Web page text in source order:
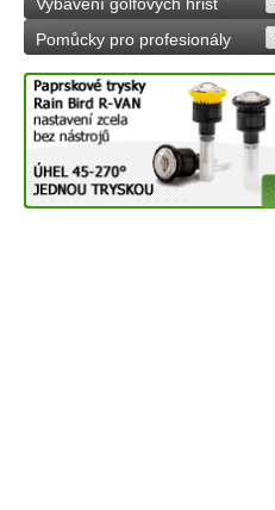
Pomůcky pro profesionály